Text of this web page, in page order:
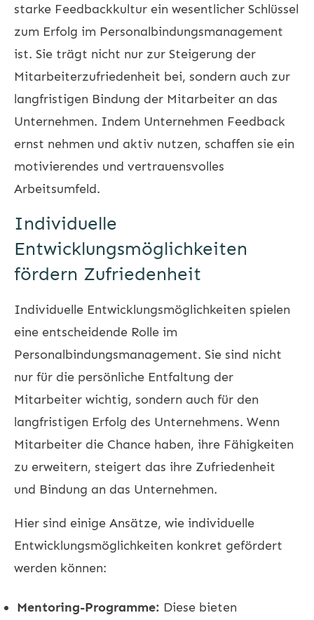
starke Feedbackkultur ein wesentlicher Schlüssel
zum Erfolg im Personalbindungsmanagement
ist. Sie trägt nicht nur zur Steigerung der
Mitarbeiterzufriedenheit bei, sondern auch zur
langfristigen Bindung der Mitarbeiter an das
Unternehmen. Indem Unternehmen Feedback
ernst nehmen und aktiv nutzen, schaffen sie ein
motivierendes und vertrauensvolles
Arbeitsumfeld.
Individuelle
Entwicklungsmöglichkeiten
fördern Zufriedenheit
Individuelle Entwicklungsmöglichkeiten spielen
eine entscheidende Rolle im
Personalbindungsmanagement. Sie sind nicht
nur für die persönliche Entfaltung der
Mitarbeiter wichtig, sondern auch für den
langfristigen Erfolg des Unternehmens. Wenn
Mitarbeiter die Chance haben, ihre Fähigkeiten
zu erweitern, steigert das ihre Zufriedenheit
und Bindung an das Unternehmen.
Hier sind einige Ansätze, wie individuelle
Entwicklungsmöglichkeiten konkret gefördert
werden können:
Mentoring-Programme: Diese bieten